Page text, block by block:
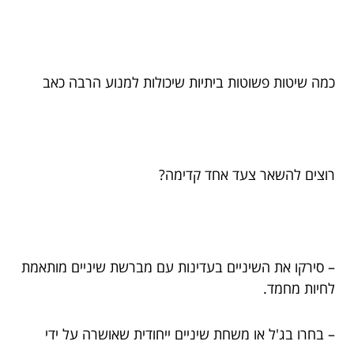
כמה שיטות פשוטות ביתיות שיכולות למנוע הרבה כאב
רוצים להשאר צעד אחד קדימה?
– סירקו את השיניים בעדינות עם מברשת שיניים מותאמת
לחיות מחמד.
– בחרו בג'ל או משחת שיניים ייחודית שאושרה על ידי